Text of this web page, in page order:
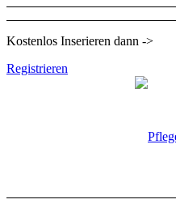
Kostenlos Inserieren dann ->
Registrieren